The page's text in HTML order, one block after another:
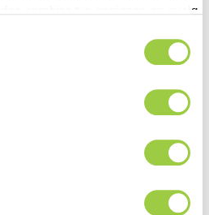
cambiar tus opciones en
¡Ven y conoce a
nuestro equipo en
2023 del 9 al 11 de
mayo en